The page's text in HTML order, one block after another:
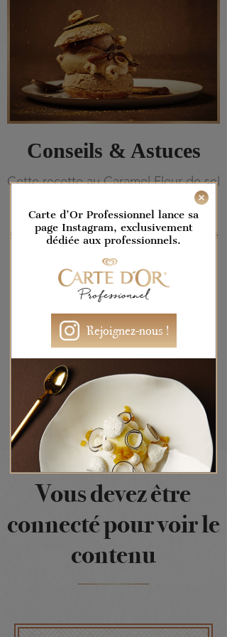
Conseils & Astuces
Cette recette au Caramel Fleur de sel
permet de proposer une belle
alternative sophistiquée et
surprenante à la profiterole classique
Vous devez être
connecté pour voir le
contenu
Carte d’Or Professionnel lance sa
page Instagram, exclusivement
dédiée aux professionnels.
Rejoignez-nous !